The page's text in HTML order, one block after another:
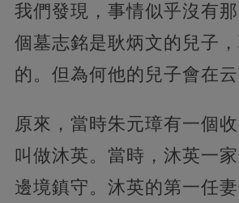
我們發現，事情似乎沒有
個墓志銘是耿炳文的兒子
的。但為何他的兒子會在
原來，當時朱元璋有一個收
叫做沐英。當時，沐英一
邊境鎮守。沐英的第一任